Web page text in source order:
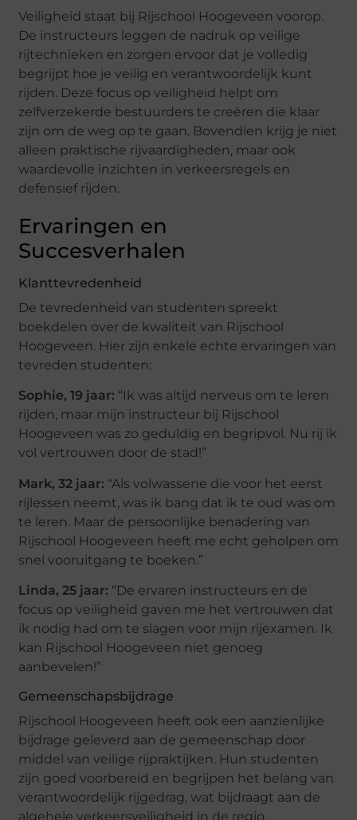
Veiligheid staat bij Rijschool Hoogeveen voorop.
De instructeurs leggen de nadruk op veilige
rijtechnieken en zorgen ervoor dat je volledig
begrijpt hoe je veilig en verantwoordelijk kunt
rijden. Deze focus op veiligheid helpt om
zelfverzekerde bestuurders te creëren die klaar
zijn om de weg op te gaan. Bovendien krijg je niet
alleen praktische rijvaardigheden, maar ook
waardevolle inzichten in verkeersregels en
defensief rijden.
Ervaringen en
Succesverhalen
Klanttevredenheid
De tevredenheid van studenten spreekt
boekdelen over de kwaliteit van Rijschool
Hoogeveen. Hier zijn enkele echte ervaringen van
tevreden studenten:
Sophie, 19 jaar: “Ik was altijd nerveus om te leren
rijden, maar mijn instructeur bij Rijschool
Hoogeveen was zo geduldig en begripvol. Nu rij ik
vol vertrouwen door de stad!”
Mark, 32 jaar: “Als volwassene die voor het eerst
rijlessen neemt, was ik bang dat ik te oud was om
te leren. Maar de persoonlijke benadering van
Rijschool Hoogeveen heeft me echt geholpen om
snel vooruitgang te boeken.”
Linda, 25 jaar: “De ervaren instructeurs en de
focus op veiligheid gaven me het vertrouwen dat
ik nodig had om te slagen voor mijn rijexamen. Ik
kan Rijschool Hoogeveen niet genoeg
aanbevelen!”
Gemeenschapsbijdrage
Rijschool Hoogeveen heeft ook een aanzienlijke
bijdrage geleverd aan de gemeenschap door
middel van veilige rijpraktijken. Hun studenten
zijn goed voorbereid en begrijpen het belang van
verantwoordelijk rijgedrag, wat bijdraagt aan de
algehele verkeersveiligheid in de regio.